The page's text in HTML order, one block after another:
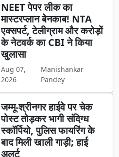
NEET पेपर लीक का
मास्टरप्लान बेनकाब! NTA
एक्सपर्ट, टेलीग्राम और करोड़ों
के नेटवर्क का CBI ने किया
खुलासा
Aug 07,
2026
Manishankar
Pandey
जम्मू-श्रीनगर हाईवे पर चेक
पोस्ट तोड़कर भागी संदिग्ध
स्कॉर्पियो, पुलिस फायरिंग के
बाद मिली खाली गाड़ी; हाई
अलर्ट